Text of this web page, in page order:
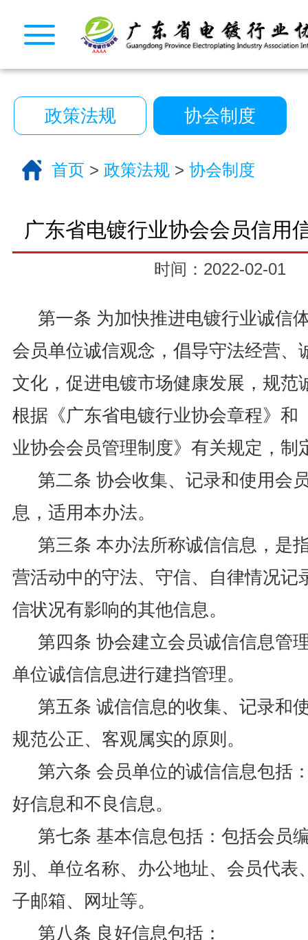
政策法规 协会制度
首页 > 政策法规 > 协会制度
广东省电镀行业协会会员信用
时间：2022-02-01
第一条 为加快推进电镀行业诚信
会员单位诚信观念，倡导守法经营、
文化，促进电镀市场健康发展，规范
根据《广东省电镀行业协会章程》和
业协会会员管理制度》有关规定，制
第二条 协会收集、记录和使用会
息，适用本办法。
第三条 本办法所称诚信信息，是
营活动中的守法、守信、自律情况记
信状况有影响的其他信息。
第四条 协会建立会员诚信信息管
单位诚信信息进行建挡管理。
第五条 诚信信息的收集、记录和
规范公正、客观属实的原则。
第六条 会员单位的诚信信息包括
好信息和不良信息。
第七条 基本信息包括：包括会员
别、单位名称、办公地址、会员代表
子邮箱、网址等。
第八条 良好信息包括：
CopyRight © 2026 广东省电镀行业协会. All
10222390号
一键拨号
一键导航
CopyRight 2026 All Right Reserved 广东省电
技术支持:艾迪品牌策划
服务分类
电话咨询